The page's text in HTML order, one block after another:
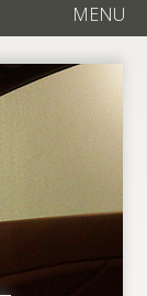
MENU